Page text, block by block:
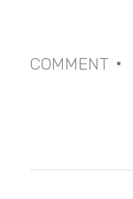
COMMENT *